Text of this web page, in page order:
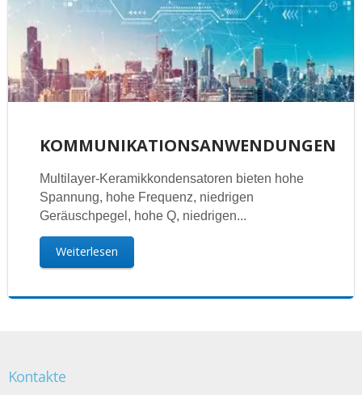
KOMMUNIKATIONSANWENDUNGEN
Multilayer-Keramikkondensatoren bieten hohe
Spannung, hohe Frequenz, niedrigen
Geräuschpegel, hohe Q, niedrigen...
Weiterlesen
Kontakte